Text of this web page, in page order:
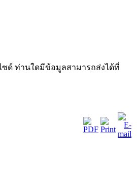
ซด์ ท่านใดมีข้อมูลสามารถส่งได้ที่